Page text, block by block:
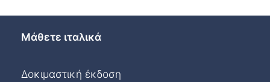
Μάθετε ιταλικά
Δοκιμαστική έκδοση